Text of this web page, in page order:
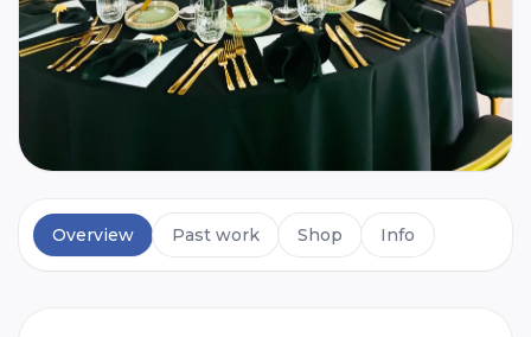
Overview Past work Shop Info